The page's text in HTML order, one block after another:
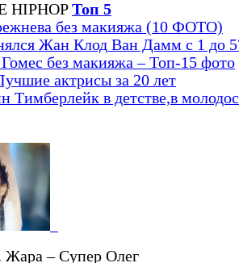
HIPHOP Топ 5
без макияжа (10 ФОТО)
Жан Клод Ван Дамм с 1 до
без макияжа – Топ-15 фото
актрисы за 20 лет
Тимберлейк в детстве,в
Жара – Супер Олег